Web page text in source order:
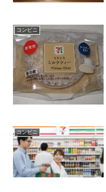
コンビニ
コンビニ